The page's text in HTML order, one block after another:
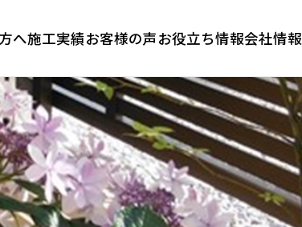
へ施工実績お客様の声お役立ち情報会社情報